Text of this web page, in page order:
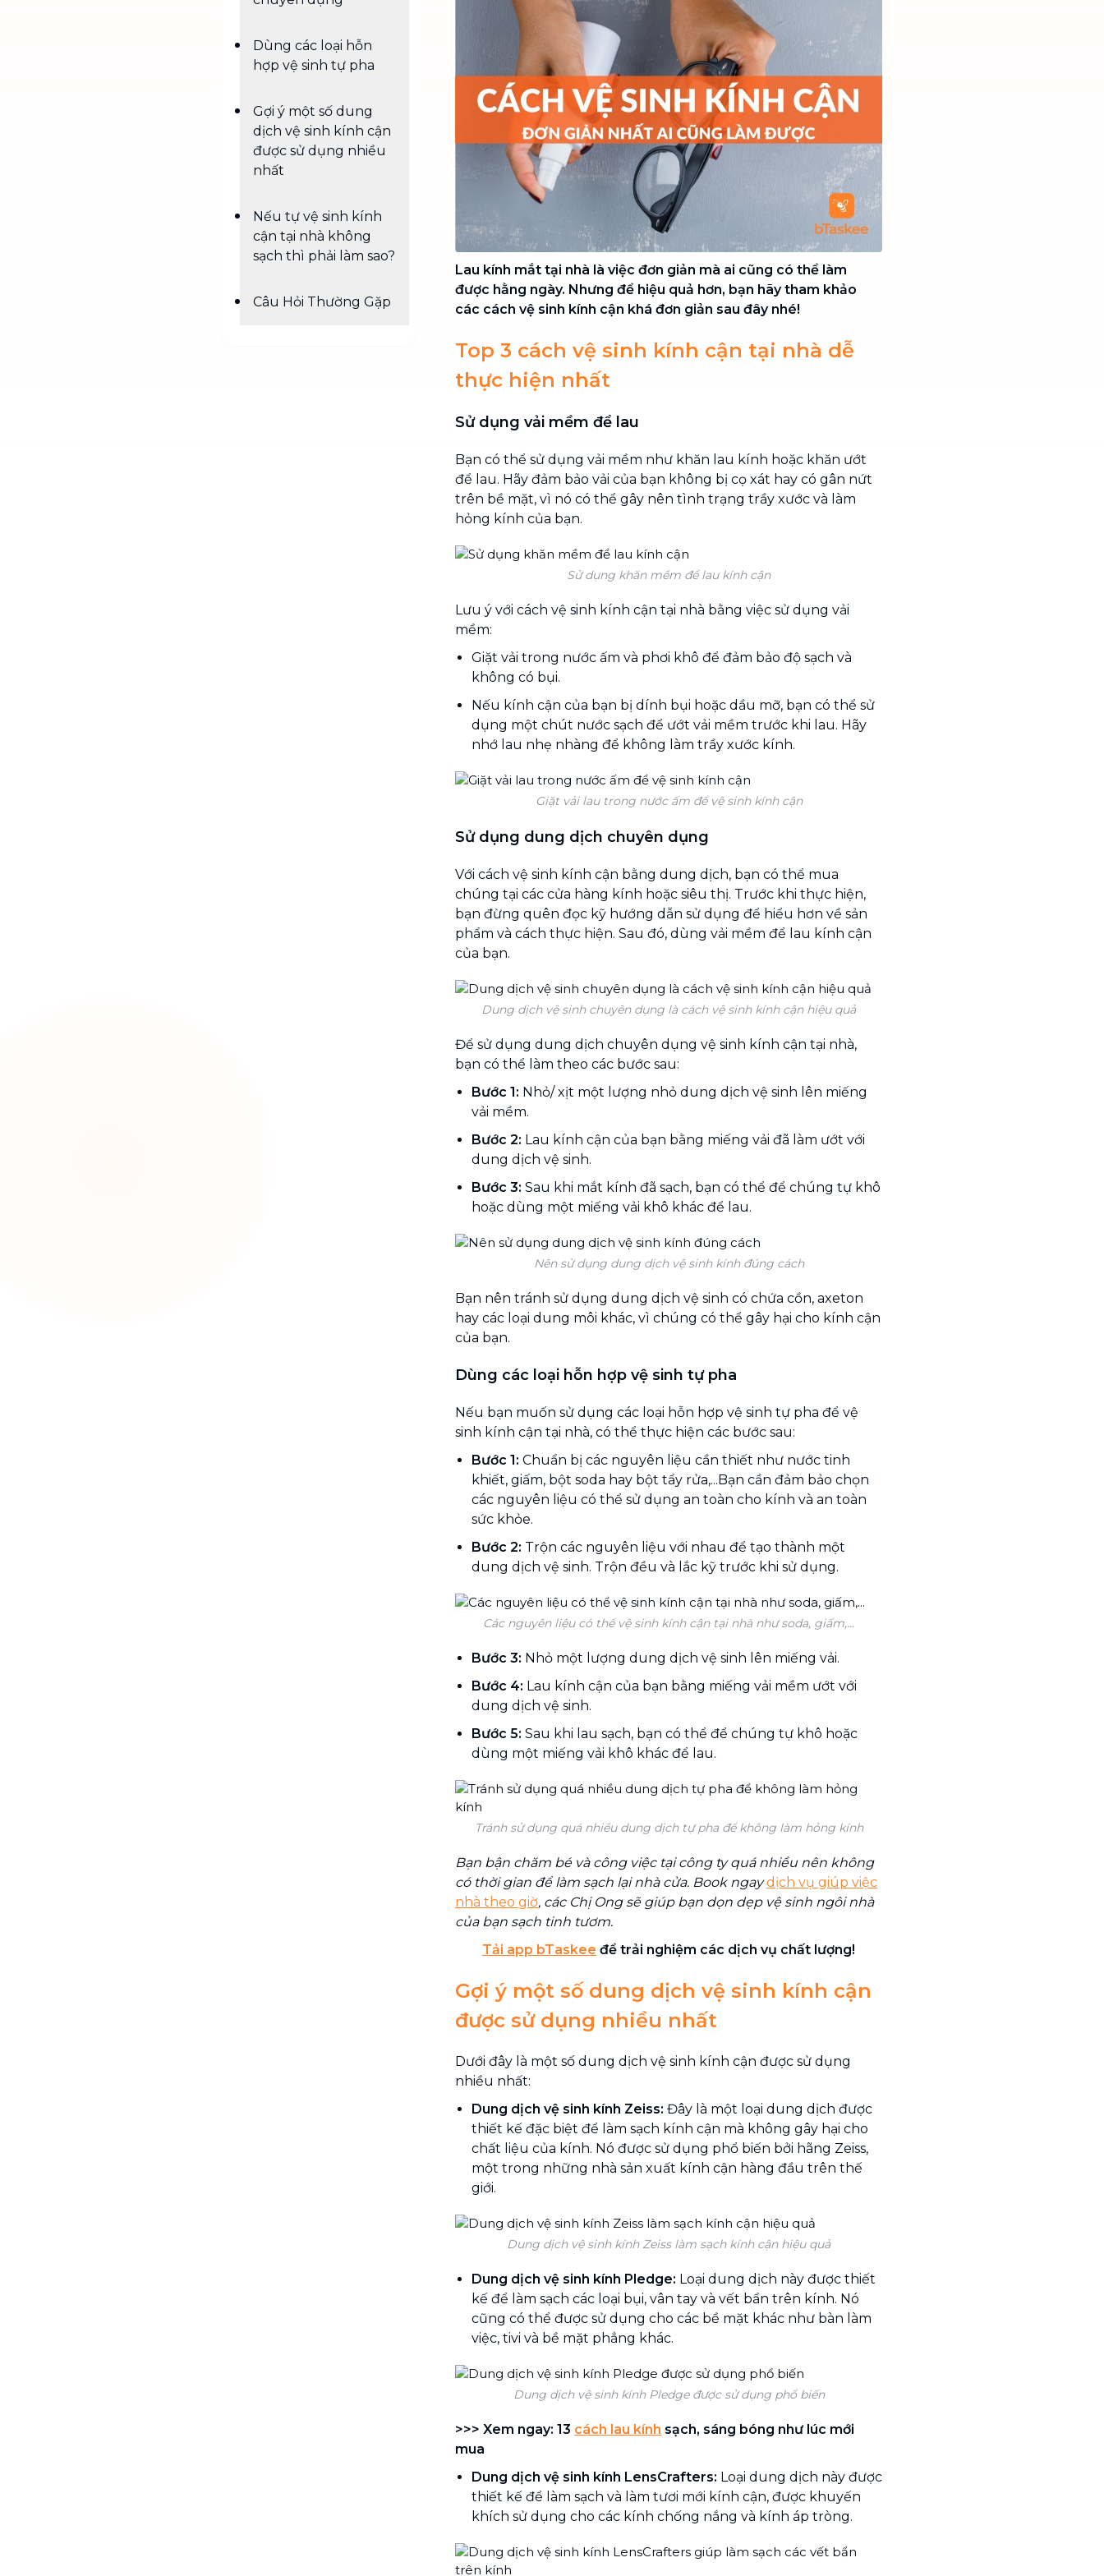
Chuyển nhà trọn gói, không lo dọn
dẹp nơi đi nơi đến
Vệ sinh công nghiệp
Vệ sinh chuyên nghiệp cho văn
phòng, nhà xưởng, công trình lớn
Dùng các loại hỗn
hợp vệ sinh tự pha
Gợi ý một số dung
dịch vệ sinh kính cận
được sử dụng nhiều
nhất
Nếu tự vệ sinh kính
cận tại nhà không
sạch thì phải làm sao?
Câu Hỏi Thường Gặp
Lau kính mắt tại nhà là việc đơn giản mà ai cũng có thể làm
được hằng ngày. Nhưng để hiệu quả hơn, bạn hãy tham khảo
các cách vệ sinh kính cận khá đơn giản sau đây nhé!
Top 3 cách vệ sinh kính cận tại nhà dễ
thực hiện nhất
Sử dụng vải mềm để lau
Bạn có thể sử dụng vải mềm như khăn lau kính hoặc khăn ướt
để lau. Hãy đảm bảo vải của bạn không bị cọ xát hay có gân nứt
trên bề mặt, vì nó có thể gây nên tình trạng trầy xước và làm
hỏng kính của bạn.
Sử dụng khăn mềm để lau kính cận
Lưu ý với cách vệ sinh kính cận tại nhà bằng việc sử dụng vải
mềm:
Giặt vải trong nước ấm và phơi khô để đảm bảo độ sạch và
không có bụi.
Nếu kính cận của bạn bị dính bụi hoặc dầu mỡ, bạn có thể sử
dụng một chút nước sạch để ướt vải mềm trước khi lau. Hãy
nhớ lau nhẹ nhàng để không làm trầy xước kính.
Giặt vải lau trong nước ấm để vệ sinh kính cận
Sử dụng dung dịch chuyên dụng
Với cách vệ sinh kính cận bằng dung dịch, bạn có thể mua
chúng tại các cửa hàng kính hoặc siêu thị. Trước khi thực hiện,
bạn đừng quên đọc kỹ hướng dẫn sử dụng để hiểu hơn về sản
phẩm và cách thực hiện. Sau đó, dùng vải mềm để lau kính cận
của bạn.
Dung dịch vệ sinh chuyên dụng là cách vệ sinh kính cận hiệu quả
Để sử dụng dung dịch chuyên dụng vệ sinh kính cận tại nhà,
bạn có thể làm theo các bước sau:
Bước 1: Nhỏ/ xịt một lượng nhỏ dung dịch vệ sinh lên miếng
vải mềm.
Bước 2: Lau kính cận của bạn bằng miếng vải đã làm ướt với
dung dịch vệ sinh.
Bước 3: Sau khi mắt kính đã sạch, bạn có thể để chúng tự khô
hoặc dùng một miếng vải khô khác để lau.
Nên sử dụng dung dịch vệ sinh kính đúng cách
Bạn nên tránh sử dụng dung dịch vệ sinh có chứa cồn, axeton
hay các loại dung môi khác, vì chúng có thể gây hại cho kính cận
của bạn.
Dùng các loại hỗn hợp vệ sinh tự pha
Nếu bạn muốn sử dụng các loại hỗn hợp vệ sinh tự pha để vệ
sinh kính cận tại nhà, có thể thực hiện các bước sau:
Bước 1: Chuẩn bị các nguyên liệu cần thiết như nước tinh
khiết, giấm, bột soda hay bột tẩy rửa,...Bạn cần đảm bảo chọn
các nguyên liệu có thể sử dụng an toàn cho kính và an toàn
sức khỏe.
Bước 2: Trộn các nguyên liệu với nhau để tạo thành một
dung dịch vệ sinh. Trộn đều và lắc kỹ trước khi sử dụng.
Các nguyên liệu có thể vệ sinh kính cận tại nhà như soda, giấm,...
Bước 3: Nhỏ một lượng dung dịch vệ sinh lên miếng vải.
Bước 4: Lau kính cận của bạn bằng miếng vải mềm ướt với
dung dịch vệ sinh.
Bước 5: Sau khi lau sạch, bạn có thể để chúng tự khô hoặc
dùng một miếng vải khô khác để lau.
Tránh sử dụng quá nhiều dung dịch tự pha để không làm hỏng kính
Bạn bận chăm bé và công việc tại công ty quá nhiều nên không
có thời gian để làm sạch lại nhà cửa. Book ngaydịch vụ giúp việc
nhà theo giờ, các Chị Ong sẽ giúp bạn dọn dẹp vệ sinh ngôi nhà
của bạn sạch tinh tươm.
Tải app bTaskee để trải nghiệm các dịch vụ chất lượng!
Gợi ý một số dung dịch vệ sinh kính cận
được sử dụng nhiều nhất
Dưới đây là một số dung dịch vệ sinh kính cận được sử dụng
nhiều nhất:
Dung dịch vệ sinh kính Zeiss: Đây là một loại dung dịch được
thiết kế đặc biệt để làm sạch kính cận mà không gây hại cho
chất liệu của kính. Nó được sử dụng phổ biến bởi hãng Zeiss,
một trong những nhà sản xuất kính cận hàng đầu trên thế
giới.
Dung dịch vệ sinh kính Zeiss làm sạch kính cận hiệu quả
Dung dịch vệ sinh kính Pledge: Loại dung dịch này được thiết
kế để làm sạch các loại bụi, vân tay và vết bẩn trên kính. Nó
cũng có thể được sử dụng cho các bề mặt khác như bàn làm
việc, tivi và bề mặt phẳng khác.
Dung dịch vệ sinh kính Pledge được sử dụng phổ biến
>>> Xem ngay: 13 cách lau kính sạch, sáng bóng như lúc mới
mua
Dung dịch vệ sinh kính LensCrafters: Loại dung dịch này được
thiết kế để làm sạch và làm tươi mới kính cận, được khuyến
khích sử dụng cho các kính chống nắng và kính áp tròng.